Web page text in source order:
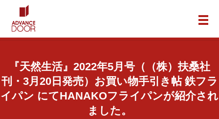
メ
『天然生活』2022年5月号（（株）扶桑社
刊・3月20日発売）お買い物手引き帖 鉄フラ
イパン にてHANAKOフライパンが紹介され
ました。